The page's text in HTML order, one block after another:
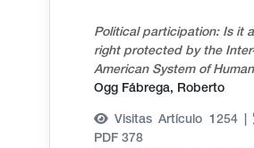
Political participation: Is it
right protected by the
American System of
Ogg Fábrega, Roberto
Visitas Artículo 1254 |
PDF 378